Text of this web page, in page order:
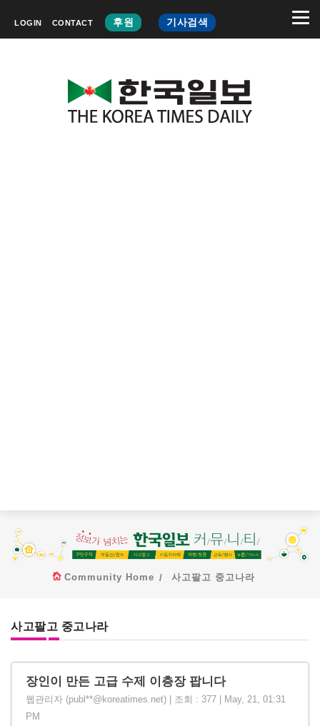
LOGIN CONTACT 후원 기사검색
Community Home 사고팔고 중고나라
사고팔고 중고나라
장인이 만든 고급 수제 이층장 팝니다
웹관리자 (publ**@koreatimes.net) | 조회 : 377 | May, 21, 01:31
PM